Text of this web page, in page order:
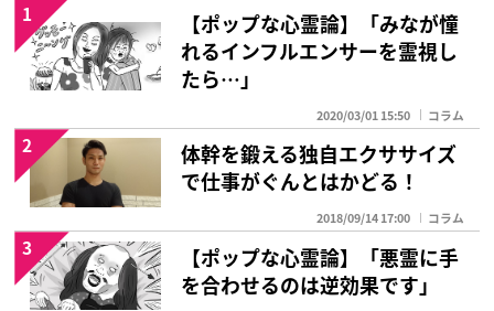
【ポップな心霊論】「みなが憧
れるインフルエンサーを霊視し
たら…」
2020/03/01 15:50 コラム
1
体幹を鍛える独自エクササイズ
で仕事がぐんとはかどる！
2018/09/14 17:00 コラム
2
【ポップな心霊論】「悪霊に手
を合わせるのは逆効果です」
3